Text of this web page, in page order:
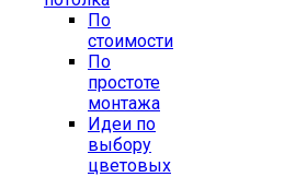
По
стоимости
По
простоте
монтажа
Идеи по
выбору
цветовых